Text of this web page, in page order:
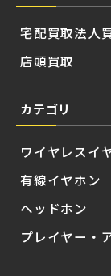
宅配買取
店頭買取
法人
カテゴリ
ワイヤレスイ
有線イヤホン
ヘッドホン
プレイヤー・